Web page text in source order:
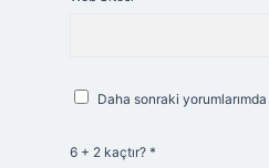
Daha sonraki
6 + 2 kaçtır? *